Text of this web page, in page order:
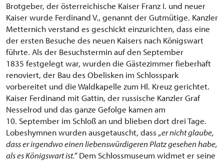
Brotgeber, der österreichische Kaiser Franz I. und neuer
Kaiser wurde Ferdinand V., genannt der Gutmütige. Kanzler
Metternich verstand es geschickt einzurichten, dass eine
der ersten Besuche des neuen Kaisers nach Königswart
führte. Als der Besuchstermin auf den September
1835 festgelegt war, wurden die Gästezimmer fieberhaft
renoviert, der Bau des Obelisken im Schlosspark
vorbereitet und die Waldkapelle zum Hl. Kreuz gerichtet.
Kaiser Ferdinand mit Gattin, der russische Kanzler Graf
Nesselrod und das ganze Gefolge kamen am
10. September im Schloß an und blieben dort drei Tage.
Lobeshymnen wurden ausgetauscht, dass „er nicht glaube,
dass er irgendwo einen liebenswürdigeren Platz gesehen habe,
als es Königswart ist.“Dem Schlossmuseum widmet er seine